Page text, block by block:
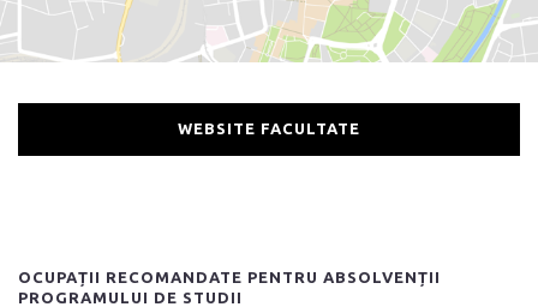
WEBSITE FACULTATE
OCUPAȚII RECOMANDATE PENTRU ABSOLVENȚII
PROGRAMULUI DE STUDII